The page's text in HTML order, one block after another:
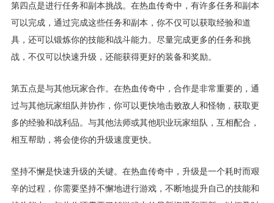
第四点是进行任务和副本挑战。在热血传奇中，有许多任务和副本
可以完成，通过完成这些任务和副本，你不仅可以获取经验和道
具，还可以锻炼你的技能和战斗能力。尽量完成更多的任务和挑
战，不仅可以快速升级，还能获得更好的装备和奖励。
第五点是与其他玩家合作。在热血传奇中，合作是非常重要的，通
过与其他玩家组队并协作，你可以更快地击败敌人和怪物，获取更
多的经验和战利品。与其他法师或其他职业玩家组队，互相配合，
相互帮助，将会使你的升级速度更快。
坚持不懈是快速升级的关键。在热血传奇中，升级是一个耗时而艰
辛的过程，你需要坚持不懈地进行游戏，不断地提升自己的技能和